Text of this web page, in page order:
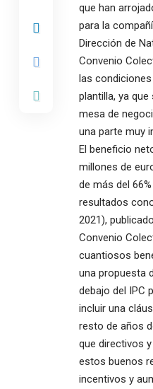
que han
para la
Dirección de
Convenio
las
plantilla, ya
mesa de
una parte muy
El beneficio
millones de
de más del
resultados
2021),
Convenio
cuantiosos
una propuesta
debajo del IPC
incluir una
resto de años
que directivos
estos buenos
incentivos y